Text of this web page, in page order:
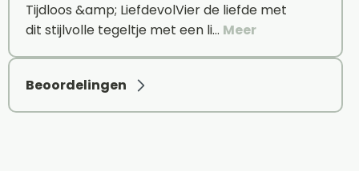
Tijdloos &amp; LiefdevolVier de liefde met
dit stijlvolle tegeltje met een li… Meer
Beoordelingen